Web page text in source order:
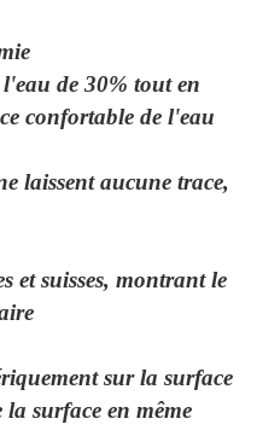
de 30% tout en
confortable de l'eau
laissent aucune trace,
et suisses, montrant le
sur la surface
surface en même